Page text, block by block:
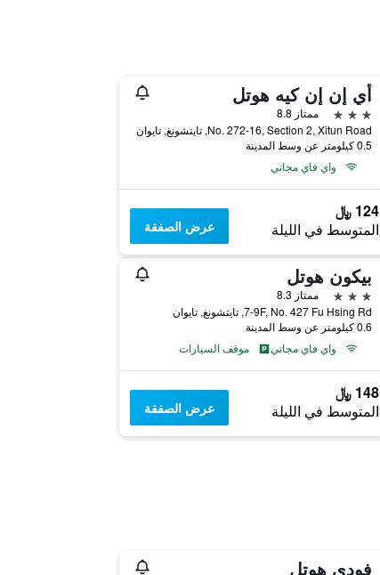
أي إن إن كيه هوتل
3 نجوم
ممتاز 8.8
No. 272-16, Section 2, Xitun Road, تايتشونغ, تايوان
0.5 كيلومتر عن وسط المدينة
واي فاي مجاني
124 ﷼
المتوسط في الليلة عرض الصفقة
بيكون هوتل
3 نجوم
ممتاز 8.3
7-9F, No. 427 Fu Hsing Rd, تايتشونغ, تايوان
0.6 كيلومتر عن وسط المدينة
واي فاي مجاني
موقف السيارات
148 ﷼
المتوسط في الليلة عرض الصفقة
فودي هوتل